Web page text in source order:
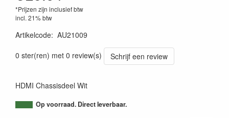
*Prijzen zijn inclusief btw
incl. 21% btw
Artikelcode: AU21009
0 ster(ren) met 0 review(s)
Schrijf een review
HDMI Chassisdeel Wit
Op voorraad. Direct leverbaar.